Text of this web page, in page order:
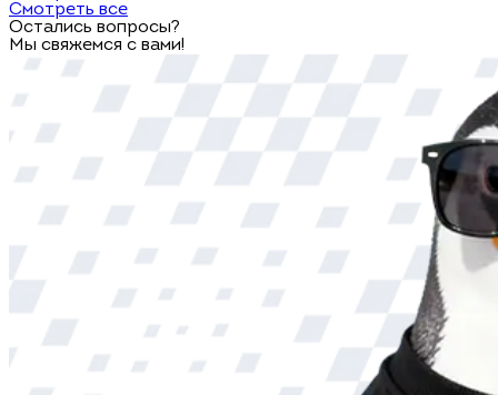
Смотреть все
Остались вопросы?
Мы свяжемся с вами!